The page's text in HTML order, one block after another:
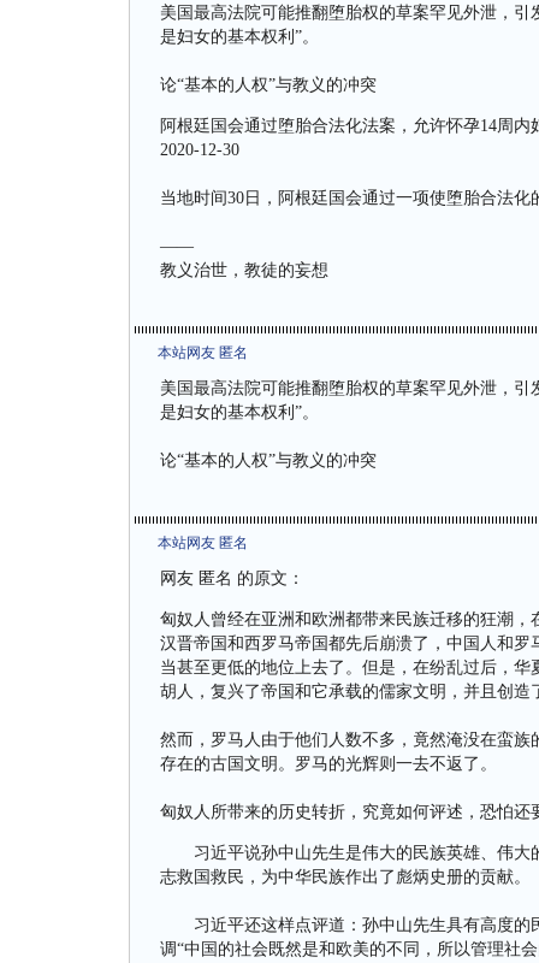
美国最高法院可能推翻堕胎权的草案罕见外泄，
是妇女的基本权利”。
论“基本的人权”与教义的冲突
阿根廷国会通过堕胎合法化法案，允许怀孕14周内
2020-12-30
当地时间30日，阿根廷国会通过一项使堕胎合法
——
教义治世，教徒的妄想
本站网友 匿名
美国最高法院可能推翻堕胎权的草案罕见外泄，
是妇女的基本权利”。
论“基本的人权”与教义的冲突
本站网友 匿名
网友 匿名 的原文：
匈奴人曾经在亚洲和欧洲都带来民族迁移的狂潮
汉晋帝国和西罗马帝国都先后崩溃了，中国人和
当甚至更低的地位上去了。但是，在纷乱过后，
胡人，复兴了帝国和它承载的儒家文明，并且创造
然而，罗马人由于他们人数不多，竟然淹没在蛮
存在的古国文明。罗马的光辉则一去不返了。
匈奴人所带来的历史转折，究竟如何评述，恐怕
习近平说孙中山先生是伟大的民族英雄、伟大
志救国救民，为中华民族作出了彪炳史册的贡献。
习近平还这样点评道：孙中山先生具有高度的
调“中国的社会既然是和欧美的不同，所以管理社